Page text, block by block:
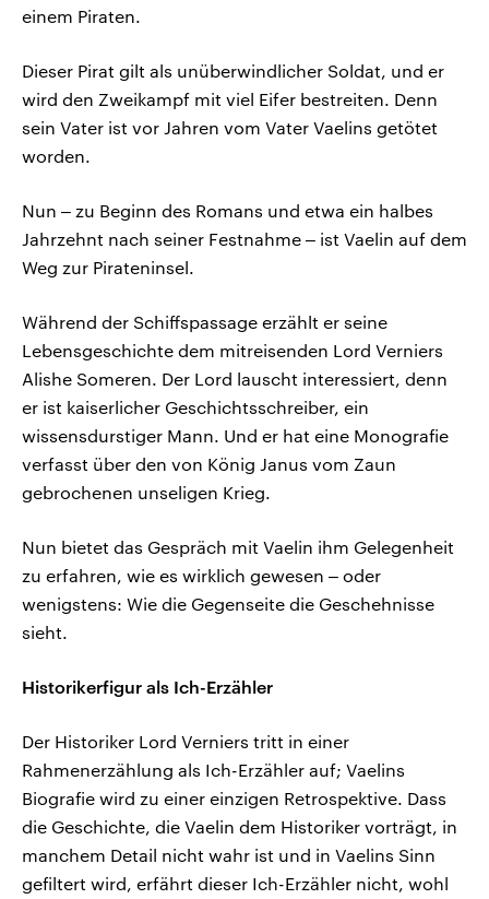
einem Piraten.
Dieser Pirat gilt als unüberwindlicher Soldat, und er
wird den Zweikampf mit viel Eifer bestreiten. Denn
sein Vater ist vor Jahren vom Vater Vaelins getötet
worden.
Nun ‒ zu Beginn des Romans und etwa ein halbes
Jahrzehnt nach seiner Festnahme ‒ ist Vaelin auf dem
Weg zur Pirateninsel.
Während der Schiffspassage erzählt er seine
Lebensgeschichte dem mitreisenden Lord Verniers
Alishe Someren. Der Lord lauscht interessiert, denn
er ist kaiserlicher Geschichtsschreiber, ein
wissensdurstiger Mann. Und er hat eine Monografie
verfasst über den von König Janus vom Zaun
gebrochenen unseligen Krieg.
Nun bietet das Gespräch mit Vaelin ihm Gelegenheit
zu erfahren, wie es wirklich gewesen ‒ oder
wenigstens: Wie die Gegenseite die Geschehnisse
sieht.
Historikerfigur als Ich-Erzähler
Der Historiker Lord Verniers tritt in einer
Rahmenerzählung als Ich-Erzähler auf; Vaelins
Biografie wird zu einer einzigen Retrospektive. Dass
die Geschichte, die Vaelin dem Historiker vorträgt, in
manchem Detail nicht wahr ist und in Vaelins Sinn
gefiltert wird, erfährt dieser Ich-Erzähler nicht, wohl